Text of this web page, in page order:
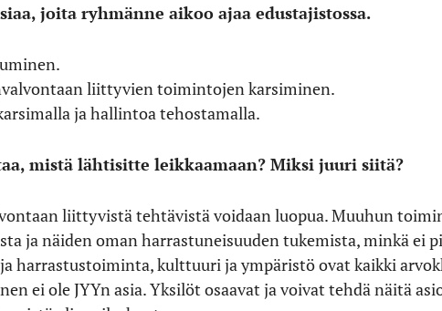
joita ryhmänne aikoo ajaa edustajistossa.
liittyvien toimintojen karsiminen.
ja hallintoa tehostamalla.
mistä lähtisitte leikkaamaan? Miksi juuri siitä?
liittyvistä tehtävistä voidaan luopua. Muuhun
ja näiden oman harrastuneisuuden tukemista, minkä ei
harrastustoiminta, kulttuuri ja ympäristö ovat kaikki
ei ole JYYn asia. Yksilöt osaavat ja voivat tehdä näitä